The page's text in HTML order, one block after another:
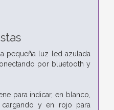
pequeña luz led azulada
por bluetooth y
para indicar, en blanco,
y en rojo para